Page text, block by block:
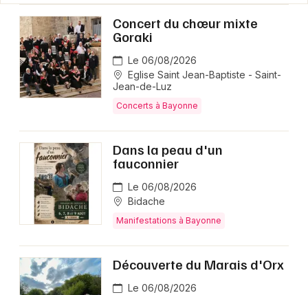
Concert du chœur mixte
Goraki
Le 06/08/2026
Eglise Saint Jean-Baptiste - Saint-
Jean-de-Luz
Concerts à Bayonne
Dans la peau d'un
fauconnier
Le 06/08/2026
Bidache
Manifestations à Bayonne
Découverte du Marais d'Orx
Le 06/08/2026